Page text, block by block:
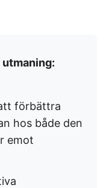
förbättra
hos både den
emot